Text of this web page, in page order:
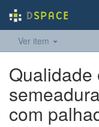
Ver item
com